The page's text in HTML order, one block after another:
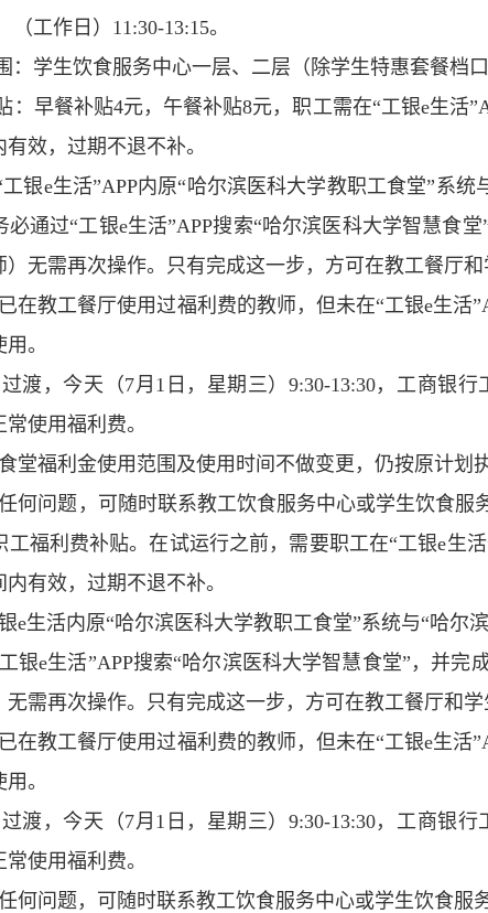
工作日）11:30-13:15。
：学生饮食服务中心一层、二层（除学生特惠套餐档口
：早餐补贴4元，午餐补贴8元，职工需在“工银e生活
效，过期不退不补。
银e生活”APP内原“哈尔滨医科大学教职工食堂”系
通过“工银e生活”APP搜索“哈尔滨医科大学智慧食
无需再次操作。只有完成这一步，方可在教工餐厅
在教工餐厅使用过福利费的教师，但未在“工银e生
。
渡，今天（7月1日，星期三）9:30-13:30，工商银
使用福利费。
堂福利金使用范围及使用时间不做变更，仍按原计划执
何问题，可随时联系教工饮食服务中心或学生饮食
工福利费补贴。在试运行之前，需要职工在“工银e生
有效，过期不退不补。
e生活内原“哈尔滨医科大学教职工食堂”系统与“哈
银e生活”APP搜索“哈尔滨医科大学智慧食堂”，并完
需再次操作。只有完成这一步，方可在教工餐厅和
在教工餐厅使用过福利费的教师，但未在“工银e生
。
渡，今天（7月1日，星期三）9:30-13:30，工商银
使用福利费。
何问题，可随时联系教工饮食服务中心或学生饮食服